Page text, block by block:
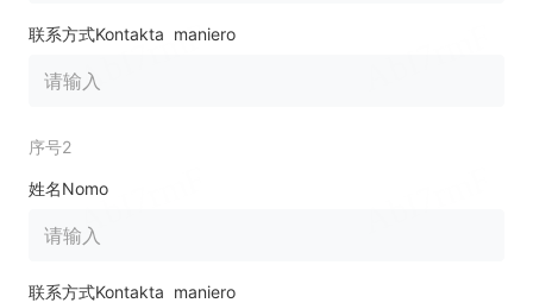
联系方式Kontakta maniero
序号2
姓名Nomo
联系方式Kontakta maniero